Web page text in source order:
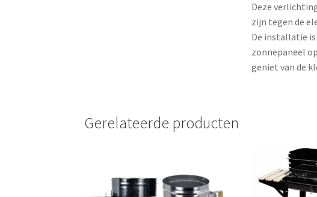
Deze
zijn tegen de
De installatie
zonnepaneel
geniet van de
Gerelateerde producten